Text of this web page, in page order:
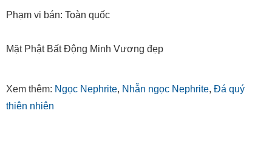
Phạm vi bán: Toàn quốc
Mặt Phật Bất Động Minh Vương đẹp
Xem thêm: Ngọc Nephrite, Nhẫn ngọc Nephrite, Đá quý
thiên nhiên